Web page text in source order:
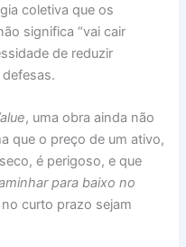
coletiva que os
significa “vai cair
de reduzir
, uma obra ainda não
que o preço de um ativo,
é perigoso, e que
para baixo no
curto prazo sejam